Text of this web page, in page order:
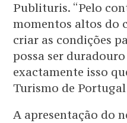
Publituris. “Pelo
momentos altos do
criar as condições
possa ser
exactamente isso
Turismo de
A apresentação do